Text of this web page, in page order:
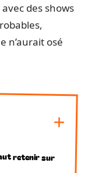
des shows
n’aurait osé
retenir sur